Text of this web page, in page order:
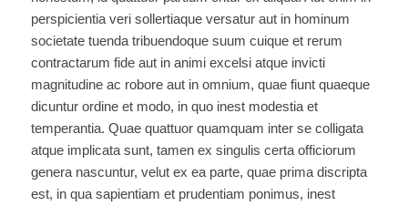
perspicientia veri sollertiaque versatur aut in hominum
societate tuenda tribuendoque suum cuique et rerum
contractarum fide aut in animi excelsi atque invicti
magnitudine ac robore aut in omnium, quae fiunt quaeque
dicuntur ordine et modo, in quo inest modestia et
temperantia. Quae quattuor quamquam inter se colligata
atque implicata sunt, tamen ex singulis certa officiorum
genera nascuntur, velut ex ea parte, quae prima discripta
est, in qua sapientiam et prudentiam ponimus, inest